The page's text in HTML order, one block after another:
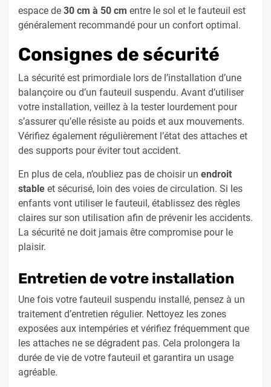
espace de 30 cm à 50 cm entre le sol et le fauteuil est
généralement recommandé pour un confort optimal.
Consignes de sécurité
La sécurité est primordiale lors de l’installation d’une
balançoire ou d’un fauteuil suspendu. Avant d’utiliser
votre installation, veillez à la tester lourdement pour
s’assurer qu’elle résiste au poids et aux mouvements.
Vérifiez également régulièrement l’état des attaches et
des supports pour éviter tout accident.
En plus de cela, n’oubliez pas de choisir un endroit
stable et sécurisé, loin des voies de circulation. Si les
enfants vont utiliser le fauteuil, établissez des règles
claires sur son utilisation afin de prévenir les accidents.
La sécurité ne doit jamais être compromise pour le
plaisir.
Entretien de votre installation
Une fois votre fauteuil suspendu installé, pensez à un
traitement d’entretien régulier. Nettoyez les zones
exposées aux intempéries et vérifiez fréquemment que
les attaches ne se dégradent pas. Cela prolongera la
durée de vie de votre fauteuil et garantira un usage
agréable.